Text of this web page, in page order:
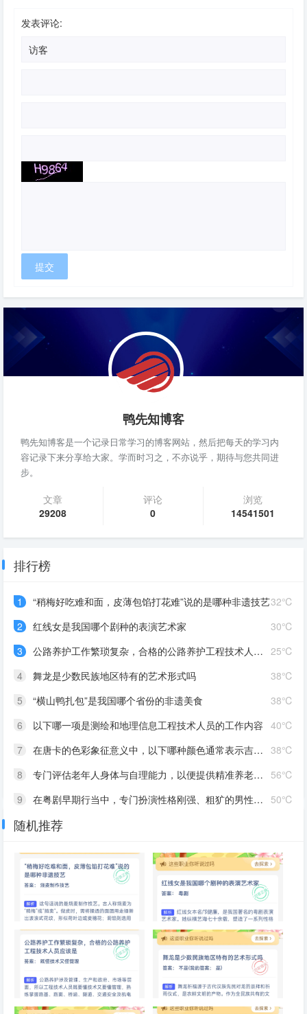
发表评论:
鸭先知博客
鸭先知博客是一个记录日常学习的博客网站，然后把每天的学习内
容记录下来分享给大家。学而时习之，不亦说乎，期待与您共同进
步。
文章
29208
评论
0
浏览
14541501
排行榜
32℃
1
“稍梅好吃难和面，皮薄包馅打花难”说的是哪种非遗技艺
30℃
2
红线女是我国哪个剧种的表演艺术家
25℃
3
公路养护工作繁琐复杂，合格的公路养护工程技术人员应该是
38℃
4
舞龙是少数民族地区特有的艺术形式吗
38℃
5
“横山鸭扎包”是我国哪个省份的非遗美食
40℃
6
以下哪一项是测绘和地理信息工程技术人员的工作内容
38℃
7
在唐卡的色彩象征意义中，以下哪种颜色通常表示吉祥、纯洁
56℃
8
专门评估老年人身体与自理能力，以便提供精准养老服务的职业是
50℃
9
在粤剧早期行当中，专门扮演性格刚强、粗犷的男性角色是
10 在进出口贸易中，负责办理国际货物运输、报关、报检业务的是
随机推荐
“稍梅好吃难和面，皮薄包馅打
花难”说的是哪种非遗技艺
红线女是我国哪个剧种的表演艺
术家
公路养护工作繁琐复杂，合格的
舞龙是少数民族地区特有的艺术